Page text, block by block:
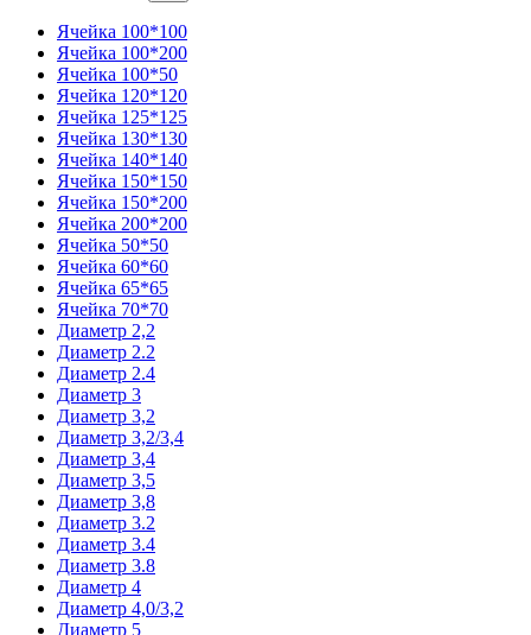
Ячейка 100*100
Ячейка 100*200
Ячейка 100*50
Ячейка 120*120
Ячейка 125*125
Ячейка 130*130
Ячейка 140*140
Ячейка 150*150
Ячейка 150*200
Ячейка 200*200
Ячейка 50*50
Ячейка 60*60
Ячейка 65*65
Ячейка 70*70
Диаметр 2,2
Диаметр 2.2
Диаметр 2.4
Диаметр 3
Диаметр 3,2
Диаметр 3,2/3,4
Диаметр 3,4
Диаметр 3,5
Диаметр 3,8
Диаметр 3.2
Диаметр 3.4
Диаметр 3.8
Диаметр 4
Диаметр 4,0/3,2
Диаметр 5